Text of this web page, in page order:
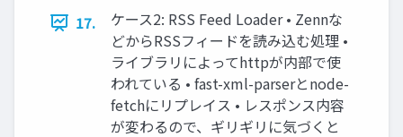
17.
ケース2: RSS Feed Loader • Zennな
どからRSSフィードを読み込む処理 •
ライブラリによってhttpが内部で使
われている • fast-xml-parserとnode-
fetchにリプレイス • レスポンス内容
が変わるので、ギリギリに気づくと